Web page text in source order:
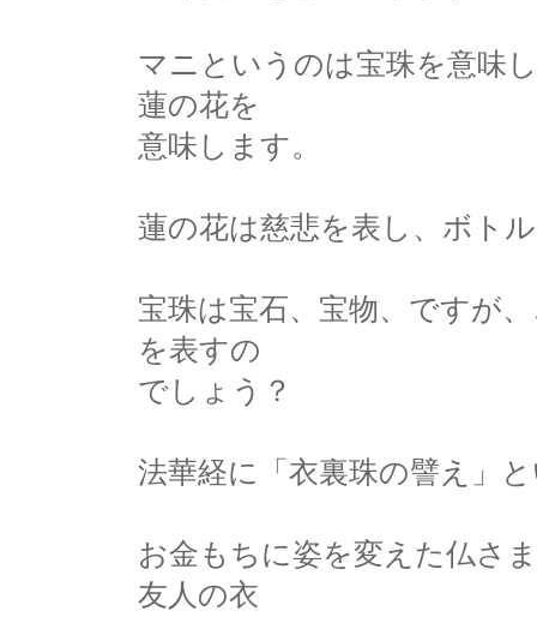
マニというのは宝珠を意味
蓮の花を
意味します。
蓮の花は慈悲を表し、ボト
宝珠は宝石、宝物、ですが
を表すの
でしょう？
法華経に「衣裏珠の譬え」
お金もちに姿を変えた仏さ
友人の衣